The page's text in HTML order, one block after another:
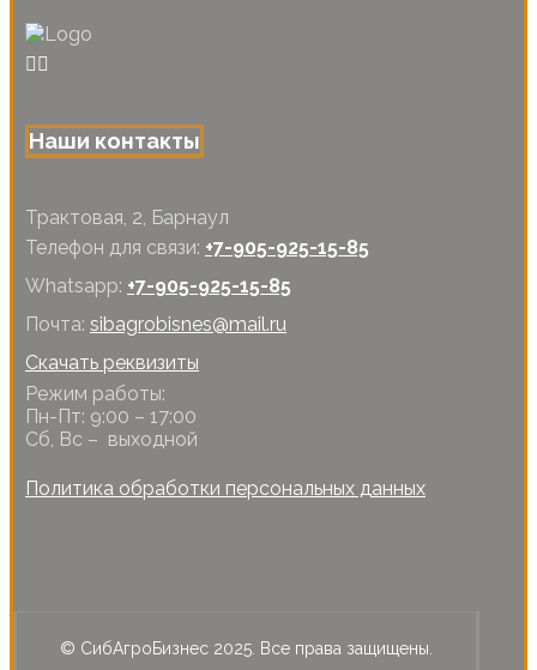
Наши контакты
Трактовая, 2, Барнаул
Телефон для связи: +7-905-925-15-85
Whatsapp: +7-905-925-15-85
Почта: sibagrobisnes@mail.ru
Скачать реквизиты
Режим работы:
Пн-Пт: 9:00 – 17:00
Сб, Вс – выходной
Политика обработки персональных данных
© СибАгроБизнес 2025. Все права защищены.